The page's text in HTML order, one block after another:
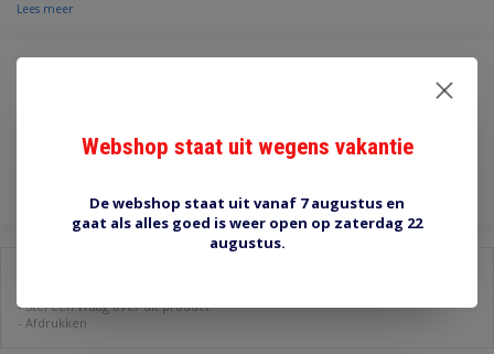
Lees meer
€5,50
Toevoegen aan winkelwagen
-Stel een vraag over dit product
- Afdrukken
Webshop staat uit wegens vakantie
De webshop staat uit vanaf 7 augustus en
gaat als alles goed is weer open op zaterdag 22
augustus.